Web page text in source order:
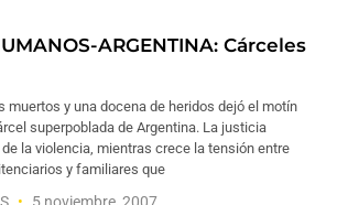
ARGENTINA: Cárceles
muertos y una docena de heridos dejó el motín
superpoblada de Argentina. La justicia
la violencia, mientras crece la tensión entre
y familiares que